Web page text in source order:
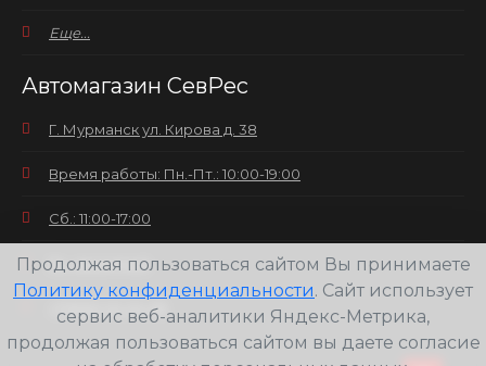
Еще...
Автомагазин СевРес
Г. Мурманск ул. Кирова д. 38
Время работы: Пн.-Пт.: 10:00-19:00
Сб.: 11:00-17:00
Вс.: выходной
+7(8152) 25-30-58
Продолжая пользоваться сайтом Вы принимаете
Политику конфиденциальности. Сайт использует
сервис веб-аналитики Яндекс-Метрика,
продолжая пользоваться сайтом вы даете согласие